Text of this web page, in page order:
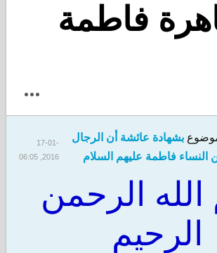
فاطمة
بشهادة عائشة أن الرجال
النساء فاطمة عليهم السلام
17-01-
2016, 06:05
الرحمن
الرحيم